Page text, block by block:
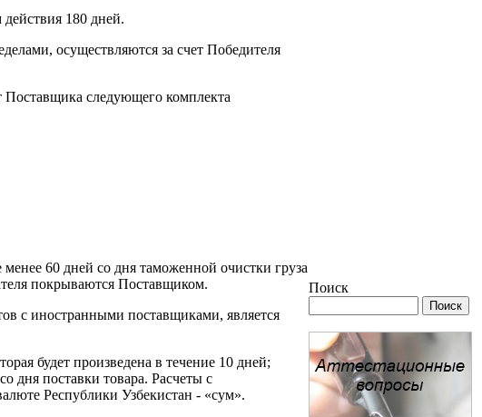
180 дней.
осуществляются за счет Победителя
Поставщика следующего комплекта
60 дней со дня таможенной очистки груза
покрываются Поставщиком.
с иностранными поставщиками, является
будет произведена в течение 10 дней;
дня поставки товара. Расчеты с
Республики Узбекистан - «сум».
Поиск